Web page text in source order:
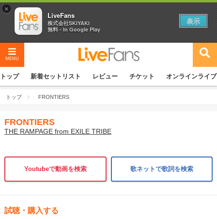
MENU
トップ 新着セットリスト レビュー チケット オンラインライブ
トップ FRONTIERS
FRONTIERS
THE RAMPAGE from EXILE TRIBE
Youtubeで動画を検索 歌ネットで歌詞を検索
試聴・購入する
×
LiveFans
株式会社SKIYAKI
無料 - In Google Play
表示